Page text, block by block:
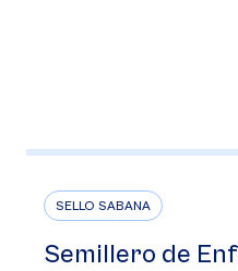
SELLO SABANA
Semillero de